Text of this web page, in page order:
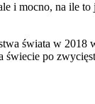
i mocno, na ile
świata w
świecie po